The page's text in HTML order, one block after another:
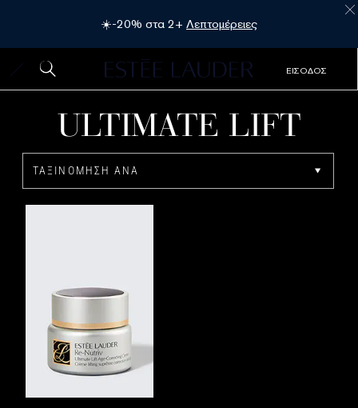
☀️-20% στα 2+ Λεπτομέρειες
ΕΙΣΟΔΟΣ
ULTIMATE LIFT